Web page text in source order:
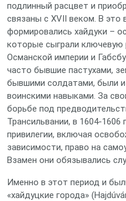
подлинный расцвет и
связаны с XVII веком. В это
формировались хайдуки –
которые сыграли ключевую
Османской империи и
часто бывшие пастухами,
бывшими солдатами, были
воинскими навыками. За
борьбе под
Трансильвании, в 1604-
привилегии, включая
зависимости, право на
Взамен они обязывались
Именно в этот период и
«хайдуцкие города»